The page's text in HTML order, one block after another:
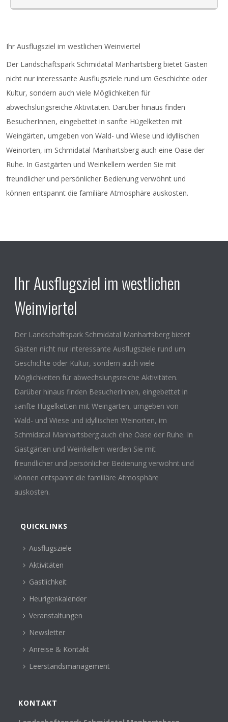
Ihr Ausflugsziel im westlichen Weinviertel
Der Landschaftspark Schmidatal Manhartsberg bietet Gästen
nicht nur interessante Ausflugsziele rund um Geschichte oder
Kultur, sondern auch viele Möglichkeiten für
abwechslungsreiche Aktivitäten. Darüber hinaus finden
BesucherInnen, eingebettet in sanfte Hügelketten mit
Weingärten, umgeben von Wald- und Wiese und idyllischen
Weinorten, im Schmidatal Manhartsberg auch eine Oase der
Ruhe. In Gastgärten und Weinkellern werden Sie mit
freundlicher und persönlicher Bedienung verwöhnt und
können entspannt die familiäre Atmosphäre auskosten.
Ihr Ausflugsziel im westlichen
Weinviertel
Der Landschaftspark Schmidatal Manhartsberg bietet
Gästen nicht nur interessante Ausflugsziele rund um
Geschichte oder Kultur, sondern auch viele
Möglichkeiten für abwechslungsreiche Aktivitäten.
Darüber hinaus finden BesucherInnen, eingebettet in
sanfte Hügelketten mit Weingärten, umgeben von
Wald- und Wiese und idyllischen Weinorten, im
Schmidatal Manhartsberg auch eine Oase der Ruhe. In
Gastgärten und Weinkellern werden Sie mit
freundlicher und persönlicher Bedienung verwöhnt und
können entspannt die familiäre Atmosphäre
auskosten.
QUICKLINKS
Ausflugsziele
Aktivitäten
Gastlichkeit
Heurigenkalender
Veranstaltungen
Newsletter
Anreise & Kontakt
Leerstandsmanagement
KONTAKT